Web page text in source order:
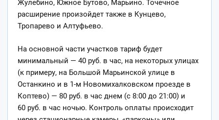
Жулебино, Южное Бутово, Марьино. Точечное
расширение произойдет также в Кунцево,
Тропарево и Алтуфьево.
На основной части участков тариф будет
минимальный — 40 руб. в час, на некоторых улицах
(к примеру, на Большой Марьинской улице в
Останкино и в 1-м Новомихалковском проезде в
Коптево) — 80 руб. в час днем (с 8:00 до 21:00) и
60 руб. в час ночью. Контроль оплаты происходит